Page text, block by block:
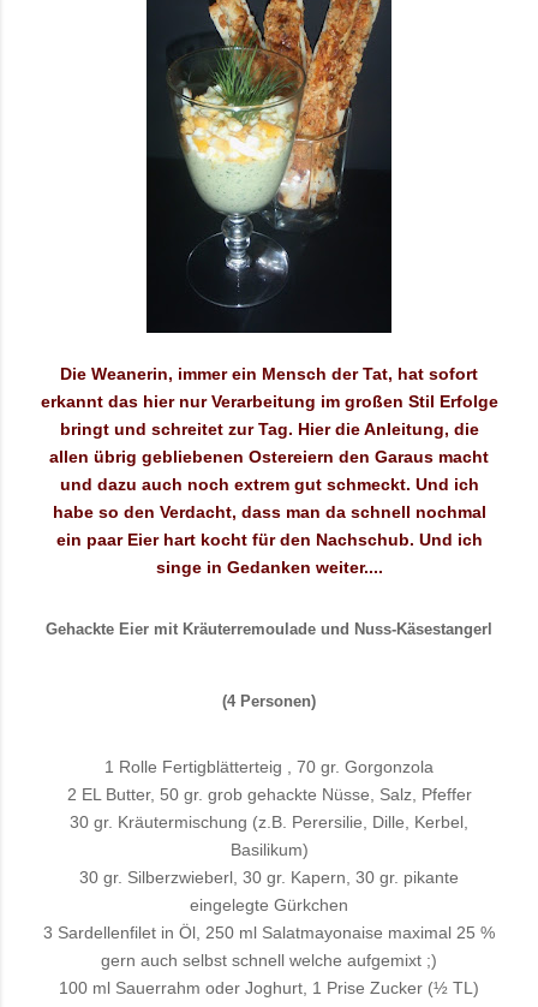
Die Weanerin, immer ein Mensch der Tat, hat sofort
erkannt das hier nur Verarbeitung im großen Stil Erfolge
bringt und schreitet zur Tag. Hier die Anleitung, die
allen übrig gebliebenen Ostereiern den Garaus macht
und dazu auch noch extrem gut schmeckt. Und ich
habe so den Verdacht, dass man da schnell nochmal
ein paar Eier hart kocht für den Nachschub. Und ich
singe in Gedanken weiter....
Gehackte Eier mit Kräuterremoulade und Nuss-Käsestangerl
(4 Personen)
1 Rolle Fertigblätterteig , 70 gr. Gorgonzola
2 EL Butter, 50 gr. grob gehackte Nüsse, Salz, Pfeffer
30 gr. Kräutermischung (z.B. Perersilie, Dille, Kerbel,
Basilikum)
30 gr. Silberzwieberl, 30 gr. Kapern, 30 gr. pikante
eingelegte Gürkchen
3 Sardellenfilet in Öl, 250 ml Salatmayonaise maximal 25 %
gern auch selbst schnell welche aufgemixt ;)
100 ml Sauerrahm oder Joghurt, 1 Prise Zucker (½ TL)